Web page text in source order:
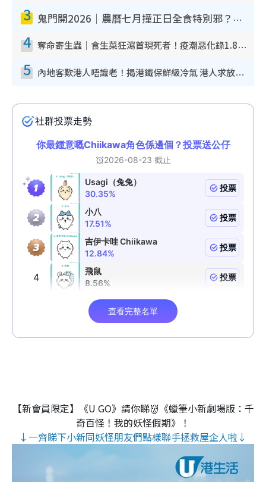
3 鬼門開2026｜農曆七月撞正日全食特別邪？專家警告切忌做一事！揭4大禁忌+2招保平安
4 奪命寄生蟲｜食生菜狂瀉首現死者！疫潮惡化錄1.8萬宗病例 揭洗菜3大謬誤
5 內地客歎港人唔識老！揭港鐵保鮮級冷氣 港人求放過：咪投訴
【新會員限定】《U GO》請你睇👹《蠟筆小新劇場版：千
奇百怪！我的妖怪假期》！
↓一齊睇下小新同妖怪朋友們點樣聯手拯救屋企人啦↓